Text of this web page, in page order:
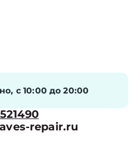
с 10:00 до 20:00
repair.ru